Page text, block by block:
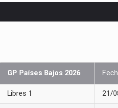
GP Países Bajos 2026
Libres 1 21/